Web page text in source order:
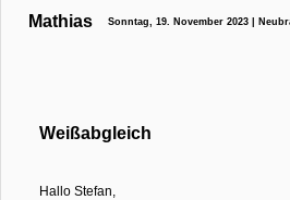
Mathias Sonntag, 19. November 2023 |
Weißabgleich
Hallo Stefan,